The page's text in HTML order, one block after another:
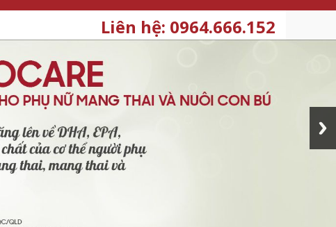
Liên hệ: 0964.666.152